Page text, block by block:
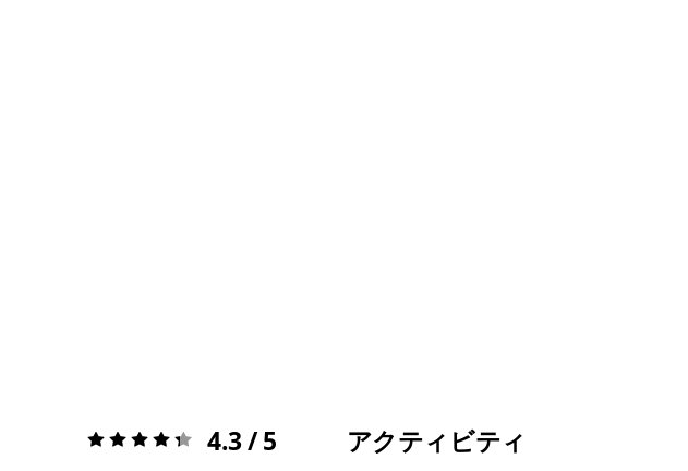
評価:4.3 / 5 4.3 / 5 アクティビティ